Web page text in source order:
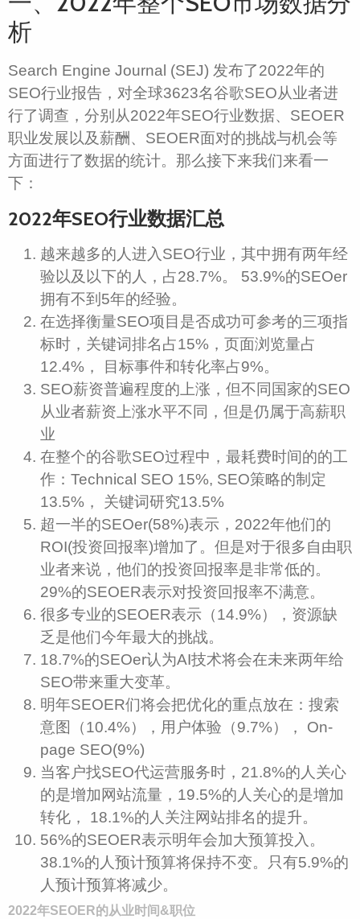
析
Search Engine Journal (SEJ) 发布了2022年的
SEO行业报告，对全球3623名谷歌SEO从业者进
行了调查，分别从2022年SEO行业数据、SEOER
职业发展以及薪酬、SEOER面对的挑战与机会等
方面进行了数据的统计。那么接下来我们来看一
下：
2022年SEO行业数据汇总
越来越多的人进入SEO行业，其中拥有两年经
验以及以下的人，占28.7%。 53.9%的SEOer
拥有不到5年的经验。
在选择衡量SEO项目是否成功可参考的三项指
标时，关键词排名占15%，页面浏览量占
12.4%， 目标事件和转化率占9%。
SEO薪资普遍程度的上涨，但不同国家的SEO
从业者薪资上涨水平不同，但是仍属于高薪职
业
在整个的谷歌SEO过程中，最耗费时间的的工
作：Technical SEO 15%, SEO策略的制定
13.5%， 关键词研究13.5%
超一半的SEOer(58%)表示，2022年他们的
ROI(投资回报率)增加了。但是对于很多自由职
业者来说，他们的投资回报率是非常低的。
29%的SEOER表示对投资回报率不满意。
很多专业的SEOER表示（14.9%），资源缺
乏是他们今年最大的挑战。
18.7%的SEOer认为AI技术将会在未来两年给
SEO带来重大变革。
明年SEOER们将会把优化的重点放在：搜索
意图（10.4%），用户体验（9.7%）， On-
page SEO(9%)
当客户找SEO代运营服务时，21.8%的人关心
的是增加网站流量，19.5%的人关心的是增加
转化， 18.1%的人关注网站排名的提升。
56%的SEOER表示明年会加大预算投入。
38.1%的人预计预算将保持不变。只有5.9%的
人预计预算将减少。
2022年SEOER的从业时间&职位